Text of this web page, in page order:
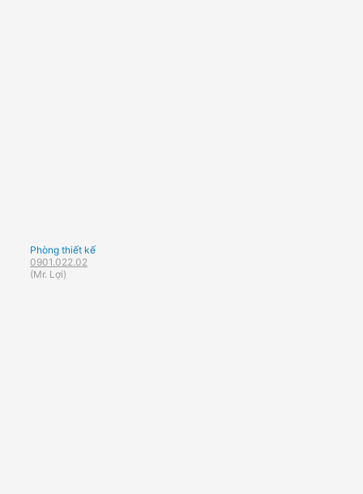
Phòng thiết kế
0901.022.02
(Mr. Lợi)